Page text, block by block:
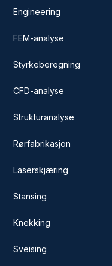
Engineering
FEM-analyse
Styrkeberegning
CFD-analyse
Strukturanalyse
Rørfabrikasjon
Laserskjæring
Stansing
Knekking
Sveising